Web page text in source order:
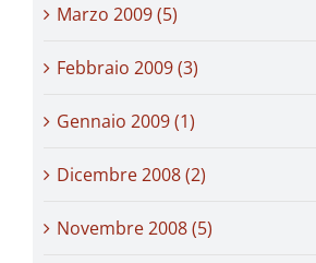
Marzo 2009 (5)
Febbraio 2009 (3)
Gennaio 2009 (1)
Dicembre 2008 (2)
Novembre 2008 (5)